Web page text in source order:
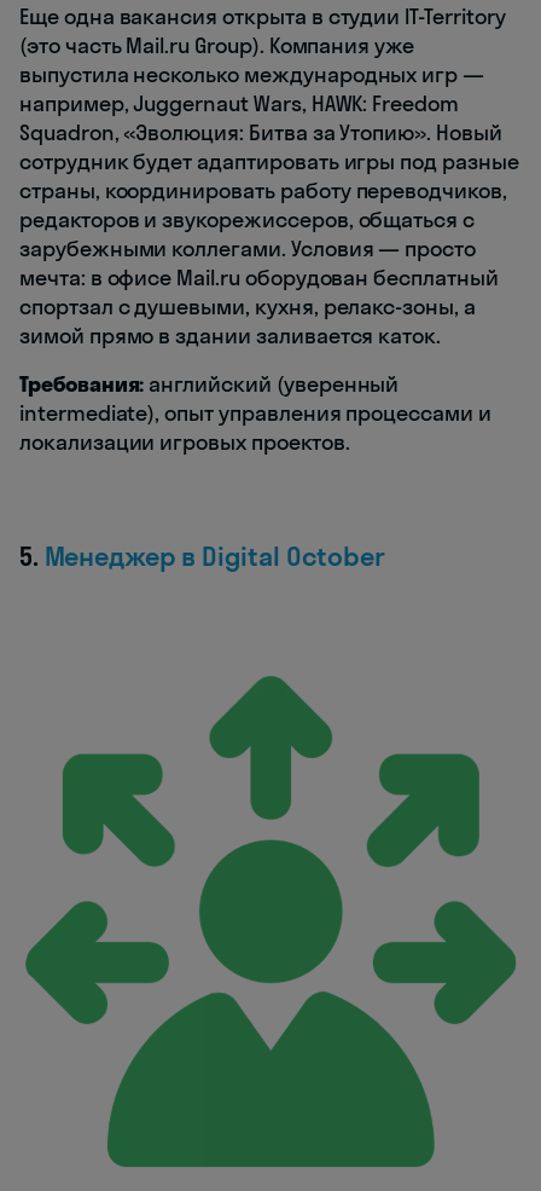
Еще одна вакансия открыта в студии IT-Territory
(это часть Mail.ru Group). Компания уже
выпустила несколько международных игр —
например, Juggernaut Wars, HAWK: Freedom
Squadron, «Эволюция: Битва за Утопию». Новый
сотрудник будет адаптировать игры под разные
страны, координировать работу переводчиков,
редакторов и звукорежиссеров, общаться с
зарубежными коллегами. Условия — просто
мечта: в офисе Mail.ru оборудован бесплатный
спортзал с душевыми, кухня, релакс-зоны, а
зимой прямо в здании заливается каток.
Требования: английский (уверенный
intermediate), опыт управления процессами и
локализации игровых проектов.
5. Менеджер в Digital October